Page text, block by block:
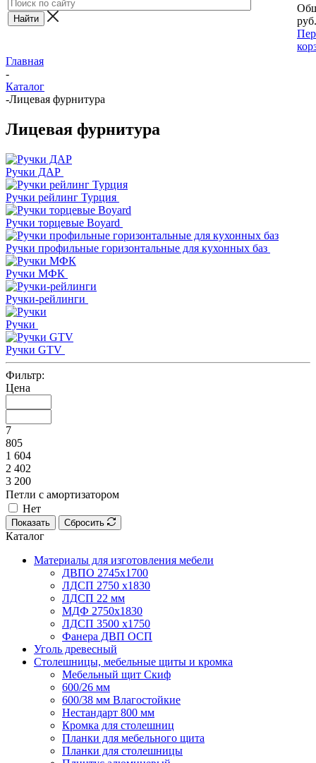
руб.
Главная
-
Каталог
-Лицевая фурнитура
Лицевая фурнитура
Ручки ДАР
Ручки рейлинг Турция
Ручки торцевые Boyard
Ручки профильные горизонтальные для кухонных баз
Ручки МФК
Ручки-рейлинги
Ручки
Ручки GTV
Фильтр:
Цена
7
805
1 604
2 402
3 200
Петли с амортизатором
Нет
Показать Сбросить
Каталог
Материалы для изготовления мебели
ДВПО 2745х1700
ЛДСП 2750 х1830
ЛДСП 22 мм
МДФ 2750х1830
ЛДСП 3500 х1750
Фанера ДВП ОСП
Уголь древесный
Столешницы, мебельные щиты и кромка
Мебельный щит Скиф
600/26 мм
600/38 мм Влагостойкие
Нестандарт 800 мм
Кромка для столешниц
Планки для мебельного щита
Планки для столешницы